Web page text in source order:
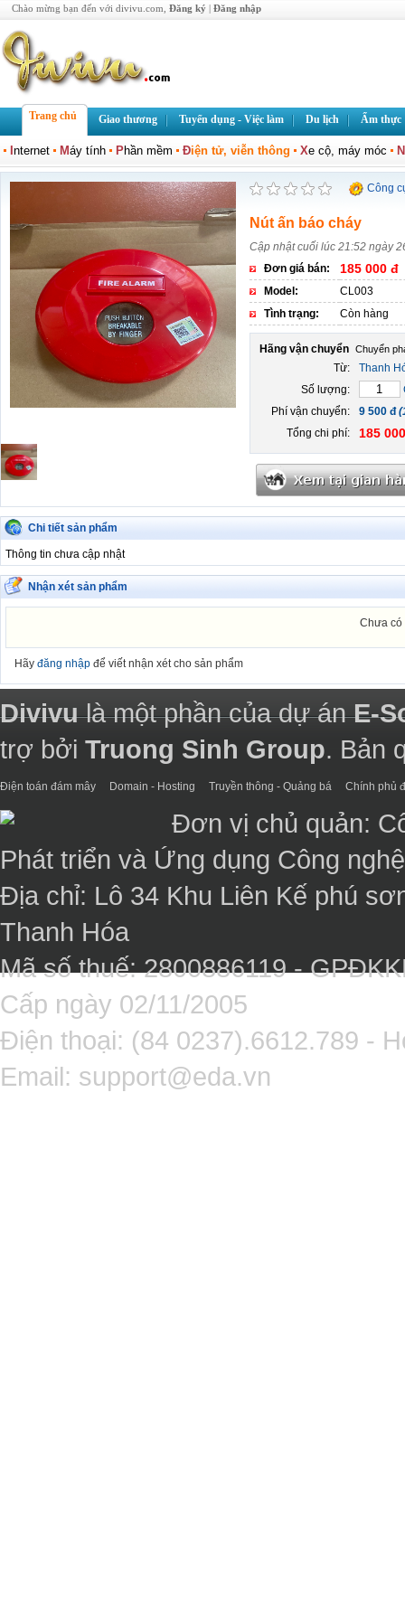
Chào mừng bạn đến với divivu.com, Đăng ký | Đăng nhập
Trang chủ Giao thương Tuyển dụng - Việc làm Du lịch Ẩm thực
nternet Máy tính Phần mềm Điện tử, viễn thông Xe cộ, máy móc N
Công
Nút ấn báo cháy
Cập nhật cuối lúc 21:52 ngày
Đơn giá bán:
185 000 đ
Model:
CL003
Tình trạng:
Còn hàng
Hãng vận chuyển
Từ:
Thanh
Số lượng:
Phí vận chuyển:
9 500 đ
Tổng chi phí:
185
Chi tiết sản phẩm
Thông tin chưa cập nhật
Nhận xét sản phẩm
Chưa có
Hãy đăng nhập để viết nhận xét cho sản phẩm
Divivulà một phần của dự ánE-
trợ bởi Truong Sinh Group. Bản
Điện toán đám mây Domain - Hosting Truyền thông - Quảng bá Chính phủ
Đơn vị chủ quản:
Phát triển và Ứng dụng Công
Địa chỉ: Lô 34 Khu Liên Kế phú
Thanh Hóa
Mã số thuế: 2800886119 -
Cấp ngày 02/11/2005
Điện thoại: (84 0237).6612.789 -
Email: support@eda.vn